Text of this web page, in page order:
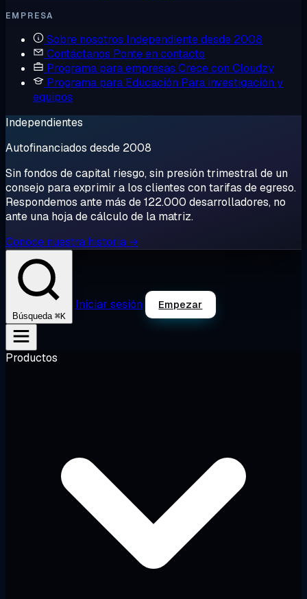
EMPRESA
Sobre nosotros Independiente desde 2008
Contáctanos Ponte en contacto
Programa para empresas Crece con Cloudzy
Programa para Educación Para investigación y
equipos
Independientes
Autofinanciados desde 2008
Sin fondos de capital riesgo, sin presión trimestral de un
consejo para exprimir a los clientes con tarifas de egreso.
Respondemos ante más de 122.000 desarrolladores, no
ante una hoja de cálculo de la matriz.
Conoce nuestra historia →
Búsqueda ⌘K
Iniciar sesión Empezar
Productos